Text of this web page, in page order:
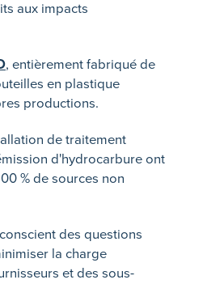
aux impacts
, entièrement fabriqué de
en plastique
productions.
de traitement
d'hydrocarbure ont
% de sources non
des questions
la charge
et des sous-